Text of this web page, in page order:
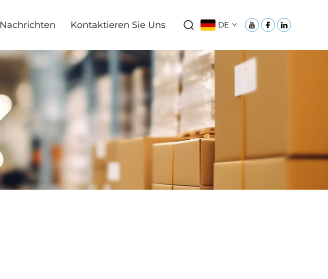
Nachrichten Kontaktieren Sie Uns DE